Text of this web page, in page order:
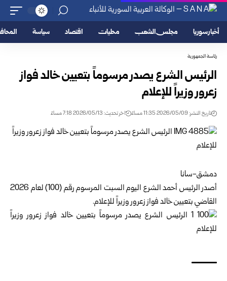
أخبار سوريا مجلس الشعب محليات اقتصاد سياسة
رئاسة الجمهورية
الرئيس الشرع يصدر مرسوماً بتعيين خالد فواز
زعرور وزيراً للإعلام
تاريخ النشر: 2026/05/09 11:35 مساءً اخر تحديث: 2026/05/13 7:18 مساءً
دمشق-سانا
أصدر الرئيس أحمد الشرع اليوم السبت المرسوم رقم (100) لعام 2026
القاضي بتعيين خالد فواز زعرور وزيراً للإعلام.